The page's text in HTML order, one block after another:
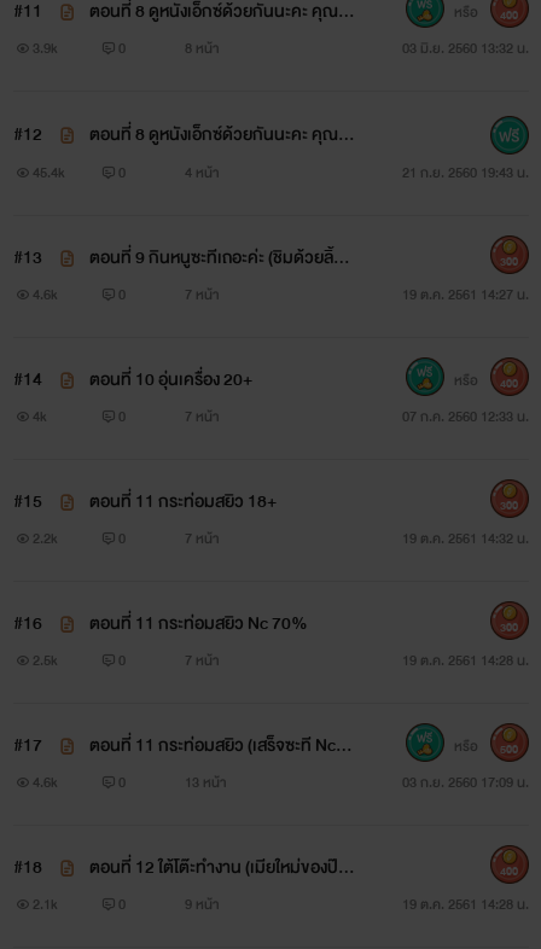
เอดิสัน
**ติดเหรียญ ลงถึงตอนจบ **
ตัวละครไม่ได้มีอยู่จริง สมมุติขึ้นทั้งหมด
++++++++++++++++++++++++
อิสฮาน ต้องรับตัว ตองนวลเข้ามาอยู่ที่ปางไม้
ตองนวล เป็นสาวไทย - เวียดนามที่สาว สวย เย้ายวน
โดยไม่รู้ว่า ภายใต้ใบหน้าสวยงาม คือ ความริษยา อาฆาตแค้น
#11
ตอนที่ 8 ดูหนังเอ็กซ์ด้วยกันนะคะ คุณลุง
18+
3.9k 0 8 หน้า 03 มิ.ย. 2560 13:32 น.
หรือ 400
#12
ตอนที่ 8 ดูหนังเอ็กซ์ด้วยกันนะคะ คุณลุง
(จบ)
45.4k 0 4 หน้า 21 ก.ย. 2560 19:43 น.
#13
ตอนที่ 9 กินหนูซะทีเถอะค่ะ (ชิมด้วยลิ้น1
8+)
4.6k 0 7 หน้า 19 ต.ค. 2561 14:27 น.
300
#14 ตอนที่ 10 อุ่นเครื่อง 20+
4k 0 7 หน้า 07 ก.ค. 2560 12:33 น.
หรือ 400
#15 ตอนที่ 11 กระท่อมสยิว 18+
2.2k 0 7 หน้า 19 ต.ค. 2561 14:32 น.
300
#16 ตอนที่ 11 กระท่อมสยิว Nc 70%
2.5k 0 7 หน้า 19 ต.ค. 2561 14:28 น.
300
#17
ตอนที่ 11 กระท่อมสยิว (เสร็จซะที Nc10
0%)
4.6k 0 13 หน้า 03 ก.ย. 2560 17:09 น.
หรือ 500
#18
ตอนที่ 12 ใต้โต๊ะทำงาน (เมียใหม่ของป๊ะป๋
า) 18+
2.1k 0 9 หน้า 19 ต.ค. 2561 14:28 น.
400